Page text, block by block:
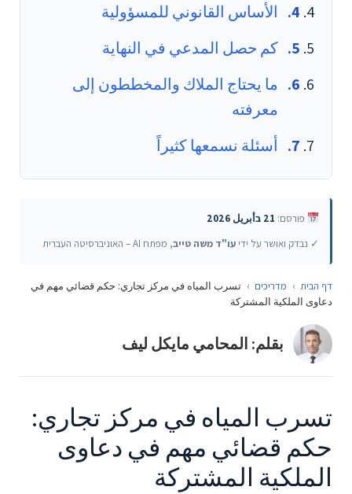
الأساس القانوني للمسؤولية
كم حصل المدعي في النهاية
ما يحتاج الملاك والمخططون إلى
معرفته
أسئلة نسمعها كثيراً
פורסם: 21 בأبريل 2026
✓ נבדק ואושר על ידי עו"ד משה טייב, מפתח AI – האוניברסיטה העברית
דף הבית › מדריכים › تسرب المياه في مركز تجاري: حكم قضائي مهم في
دعاوى الملكية المشتركة
بقلم: المحامي مايكل ليف
تسرب المياه في مركز تجاري:
حكم قضائي مهم في دعاوى
الملكية المشتركة